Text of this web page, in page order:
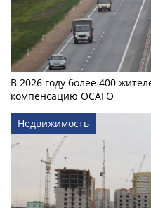
В 2026 году более 400
компенсацию ОСАГО
Недвижимость